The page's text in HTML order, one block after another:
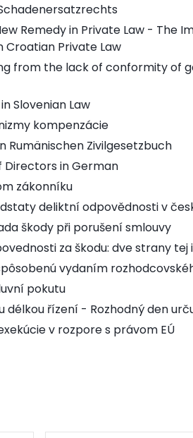
Remedy in Private Law - The
Croatian Private Law
from the lack of conformity of
Slovenian Law
kompenzácie
Rumänischen Zivilgesetzbuch
Directors in German
zákonníku
deliktní odpovědnosti v
škody při porušení smlouvy
za škodu: dve strany tej
vydaním
pokutu
délkou řízení - Rozhodný den
v rozpore s právom EÚ